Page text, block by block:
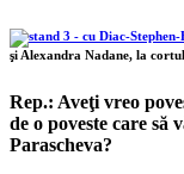
şi Alexandra Nadane, la
Rep.: Aveţi vreo
de o poveste care să
Parascheva?